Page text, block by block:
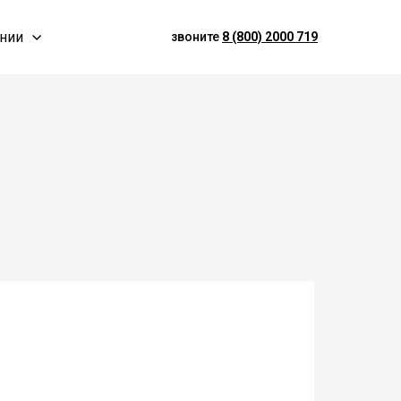
звоните 8 (800) 2000 719